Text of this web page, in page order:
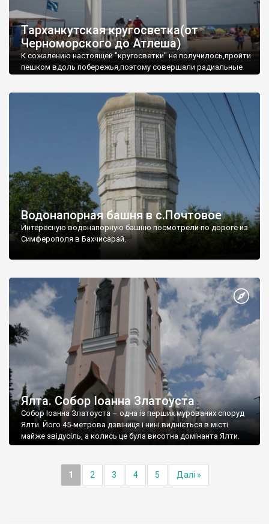
Тарханкутская кругосветка(от
Черноморского до Атлеша)
К сожалению настоящей "кругосветки" не получилось,пройти
пешком вдоль побережья,поэтому совершали радиальные
Водонапорная башня в с.Почтовое
Интересную водонапорную башню посмотрели по дороге из
Симферополя в Бахчисарай.
Ялта. Собор Іоанна Златоуста
Собор Іоанна Златоуста – одна із перших мурованих споруд
Ялти. Його 45-метрова дзвіниця і нині видніється в місті
майже звідусіль, а колись це була висотна домінанта Ялти.
1 2 3 4 5 Далі »